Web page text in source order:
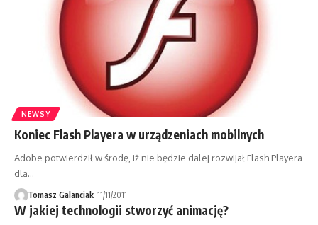
NEWSY
Koniec Flash Playera w urządzeniach mobilnych
Adobe potwierdził w środę, iż nie będzie dalej rozwijał Flash Playera
dla…
Tomasz Galanciak 11/11/2011
W jakiej technologii stworzyć animację?